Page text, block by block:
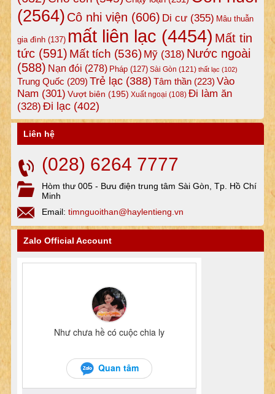
(2564) Cô nhi viện (606) Di cư(355) Mâu thuẫn
gia đình(137) mất liên lạc (4454) Mất tin
tức(591) Mất tích (536) Mỹ(318) Nước ngoài
(588) Nạn đói (278) Pháp(127) Sài Gòn (121) thất lạc (102)
Trung Quốc (209) Trẻ lạc(388) Tâm thần(223) Vào
Nam (301) Vượt biên (195) Xuất ngoại (108) Đi làm ăn
(328) Đi lạc(402)
Liên hệ
(028) 6264 7777
Hòm thư 005 - Bưu điện trung tâm Sài Gòn, Tp. Hồ Chí
Minh
Email: timnguoithan@haylentieng.vn
Zalo Official Account